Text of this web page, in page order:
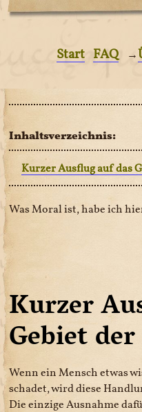
Start FAQ →
Inhaltsverzeichnis:
Kurzer Ausflug auf das
Was Moral ist, habe ich
Kurzer
Gebiet
Wenn ein Mensch etwas
schadet, wird diese
Die einzige Ausnahme